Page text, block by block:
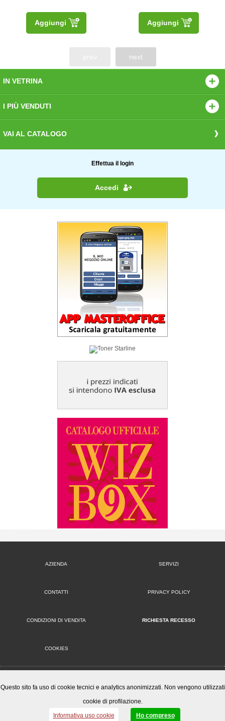
Aggiungi Aggiungi
next
IN VETRINA
I PIÙ VENDUTI
VAI AL CATALOGO
Effettua il login
Accedi
AZIENDA SERVIZI
CONTATTI PRIVACY POLICY
CONDIZIONI DI VENDITA RICHIESTA RECESSO
COOKIES
Mister Wizard S.r.l.
© 2014-15 Mister Wizard, tutti i diritti riservati. Logo Mister Wizard e altri marchi e loghi utilizzati in
questo sito sono di proprietà o concessi in licenza a Mister Wizard. reg. imp. C.F. e P.IVA
Questo sito fa uso di cookie tecnici e analytics anonimizzati. Non vengono utilizzati
cookie di profilazione.
Informativa uso cookie
Ho compreso